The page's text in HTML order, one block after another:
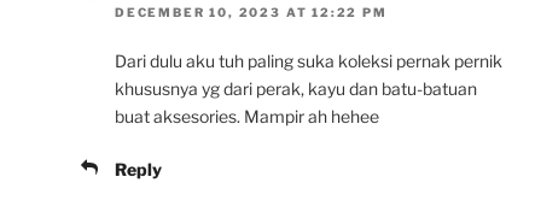
DECEMBER 10, 2023 AT 12:22 PM
Dari dulu aku tuh paling suka koleksi pernak pernik
khususnya yg dari perak, kayu dan batu-batuan
buat aksesories. Mampir ah hehee
Reply